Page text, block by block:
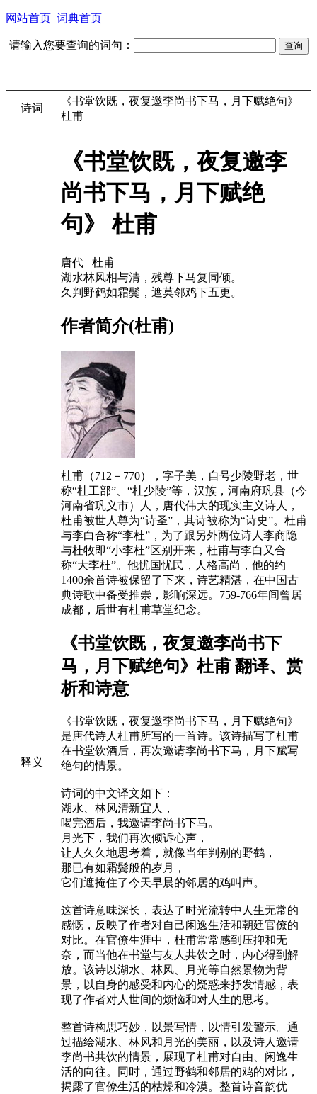
网站首页 词典首页
请输入您要查询的词句：
诗词
《书堂饮既，夜复邀李尚书下马，月下赋绝句》
杜甫
释义
《书堂饮既，夜复邀李
尚书下马，月下赋绝
句》 杜甫
唐代 杜甫
湖水林风相与清，残尊下马复同倾。
久判野鹤如霜鬓，遮莫邻鸡下五更。
作者简介(杜甫)
杜甫（712－770），字子美，自号少陵野老，世
称“杜工部”、“杜少陵”等，汉族，河南府巩县（今
河南省巩义市）人，唐代伟大的现实主义诗人，
杜甫被世人尊为“诗圣”，其诗被称为“诗史”。杜甫
与李白合称“李杜”，为了跟另外两位诗人李商隐
与杜牧即“小李杜”区别开来，杜甫与李白又合
称“大李杜”。他忧国忧民，人格高尚，他的约
1400余首诗被保留了下来，诗艺精湛，在中国古
典诗歌中备受推崇，影响深远。759-766年间曾居
成都，后世有杜甫草堂纪念。
《书堂饮既，夜复邀李尚书下
马，月下赋绝句》杜甫 翻译、赏
析和诗意
《书堂饮既，夜复邀李尚书下马，月下赋绝句》
是唐代诗人杜甫所写的一首诗。该诗描写了杜甫
在书堂饮酒后，再次邀请李尚书下马，月下赋写
绝句的情景。
诗词的中文译文如下：
湖水、林风清新宜人，
喝完酒后，我邀请李尚书下马。
月光下，我们再次倾诉心声，
让人久久地思考着，就像当年判别的野鹤，
那已有如霜鬓般的岁月，
它们遮掩住了今天早晨的邻居的鸡叫声。
这首诗意味深长，表达了时光流转中人生无常的
感慨，反映了作者对自己闲逸生活和朝廷官僚的
对比。在官僚生涯中，杜甫常常感到压抑和无
奈，而当他在书堂与友人共饮之时，内心得到解
放。该诗以湖水、林风、月光等自然景物为背
景，以自身的感受和内心的疑惑来抒发情感，表
现了作者对人世间的烦恼和对人生的思考。
整首诗构思巧妙，以景写情，以情引发警示。通
过描绘湖水、林风和月光的美丽，以及诗人邀请
李尚书共饮的情景，展现了杜甫对自由、闲逸生
活的向往。同时，通过野鹤和邻居的鸡的对比，
揭露了官僚生活的枯燥和冷漠。整首诗音韵优